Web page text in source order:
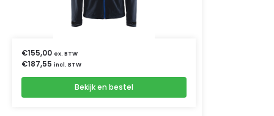
€155,00 ex. BTW
€187,55 incl. BTW
Bekijk en bestel